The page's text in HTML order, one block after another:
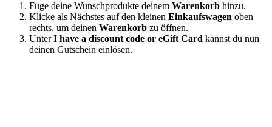
Füge deine Wunschprodukte deinem Warenkorb hinzu.
Klicke als Nächstes auf den kleinen Einkaufswagen oben
rechts, um deinen Warenkorb zu öffnen.
UnterI have a discount code or eGift Card kannst du nun
deinen Gutschein einlösen.